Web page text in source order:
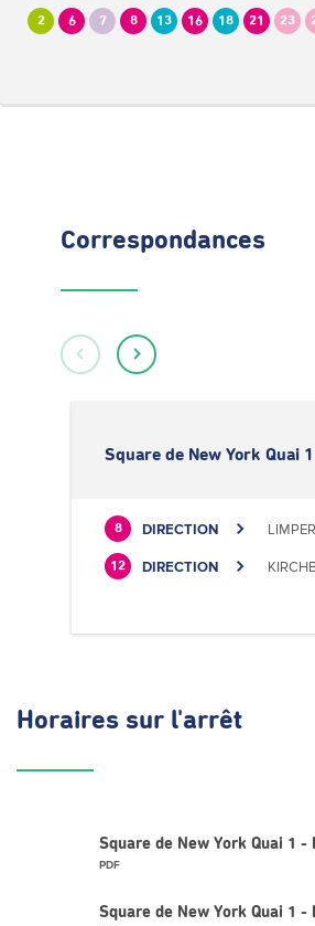
2 6 7 8 13 16 18 21 23
Correspondances
Square de New York Quai 1
8 DIRECTION
12 DIRECTION
Horaires sur l'arrêt
Square de New York Quai 1 -
PDF
Square de New York Quai 1 -